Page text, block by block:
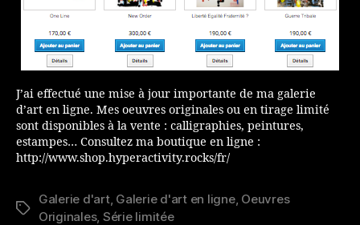
J’ai effectué une mise à jour importante de ma galerie
d’art en ligne. Mes oeuvres originales ou en tirage limité
sont disponibles à la vente : calligraphies, peintures,
estampes… Consultez ma boutique en ligne :
http://www.shop.hyperactivity.rocks/fr/
Étiquettes
Galerie d'art, Galerie d'art en ligne, Oeuvres
Originales, Série limitée